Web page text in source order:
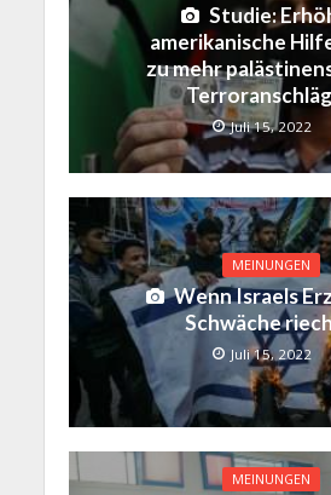
Studie:
amerikanische
zu mehr
Juli 15, 2022
MEINUNGEN
Wenn Israels
Schwäche
Juli 15, 2022
MEINUNGEN